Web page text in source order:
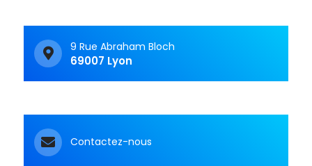
9 Rue Abraham Bloch
69007 Lyon
Contactez-nous